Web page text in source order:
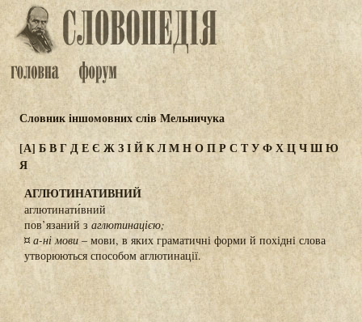
Словник іншомовних слів Мельничука
[А] БВГДЕЄ ЖЗІЙКЛМНОПРСТУФХЦЧШЮ
Я
АГЛЮТИНАТИВНИЙ
аглютинати́вний
пов’язаний з аглютинацією;
¤ а-ні мови – мови, в яких граматичні форми й похідні слова
утворюються способом аглютинації.